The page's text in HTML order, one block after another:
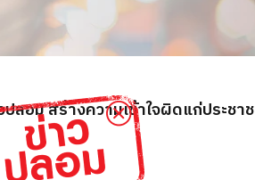
ลอม สร้างความเข้าใจผิดแก่ประชา